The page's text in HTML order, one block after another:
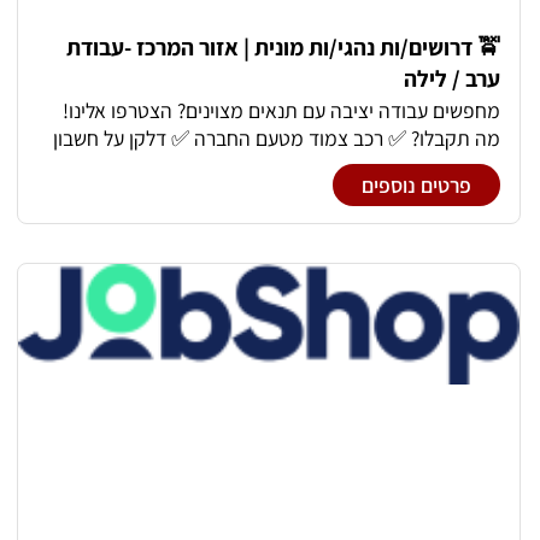
להכיר אותך!
🚖 דרושים/ות נהגי/ות מונית | אזור המרכז -עבודת
ערב / לילה
מחפשים עבודה יציבה עם תנאים מצוינים? הצטרפו אלינו!
מה תקבלו? ✅ רכב צמוד מטעם החברה ✅ דלקן על חשבון
החברה ✅ סידור עבודה מלא וקבוע ✅ תחילת עבודה מיידית
לפרטים נוספים: 050-876-0050 שלחו וואצאפ עדיף
פרטים נוספים